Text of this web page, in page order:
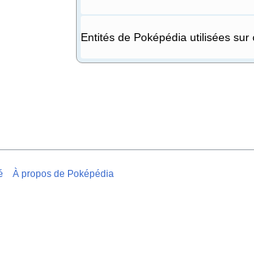
Entités de Poképédia utilisées sur
À propos de Poképédia